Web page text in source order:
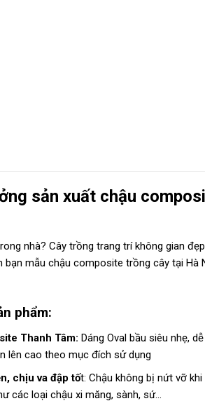
sản xuất chậu
nhà? Cây trồng trang trí không gian
mẫu chậu composite trồng cây tại Hà
phẩm:
Thanh Tâm: Dáng Oval bầu siêu nhẹ,
lên cao theo mục đích sử dụng
chịu va đập tốt: Chậu không bị nứt vỡ
các loại chậu xi măng, sành, sứ…